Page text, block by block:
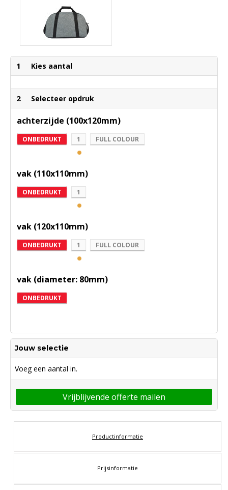
1 Kies aantal
2 Selecteer opdruk
achterzijde (100x120mm)
ONBEDRUKT 1 FULL COLOUR
vak (110x110mm)
ONBEDRUKT 1
vak (120x110mm)
ONBEDRUKT 1 FULL COLOUR
vak (diameter: 80mm)
ONBEDRUKT
Jouw selectie
Voeg een aantal in.
Vrijblijvende offerte mailen
Productinformatie
Prijsinformatie